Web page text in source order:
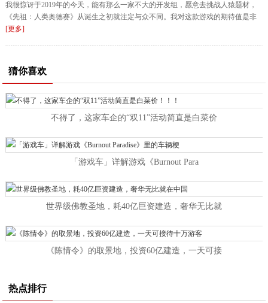
我很惊讶于2019年的今天，能有那么一家不大的开发组，愿意去挑战人猿题材，
《先祖：人类奥德赛》从诞生之初就注定与众不同。我对这款游戏的期待值是非
[更多]
猜你喜欢
不得了，这家车企的“双11”活动简直是白菜价
「游戏车」详解游戏《Burnout Para
世界级佛教圣地，耗40亿巨资建造，奢华无比就
《陈情令》的取景地，投资60亿建造，一天可接
热点排行